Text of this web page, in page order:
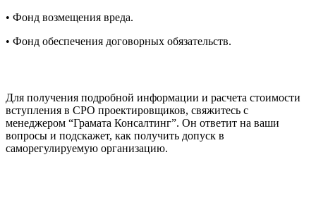
• Фонд возмещения вреда.
• Фонд обеспечения договорных обязательств.
Для получения подробной информации и расчета стоимости
вступления в СРО проектировщиков, свяжитесь с
менеджером “Грамата Консалтинг”. Он ответит на ваши
вопросы и подскажет, как получить допуск в
саморегулируемую организацию.